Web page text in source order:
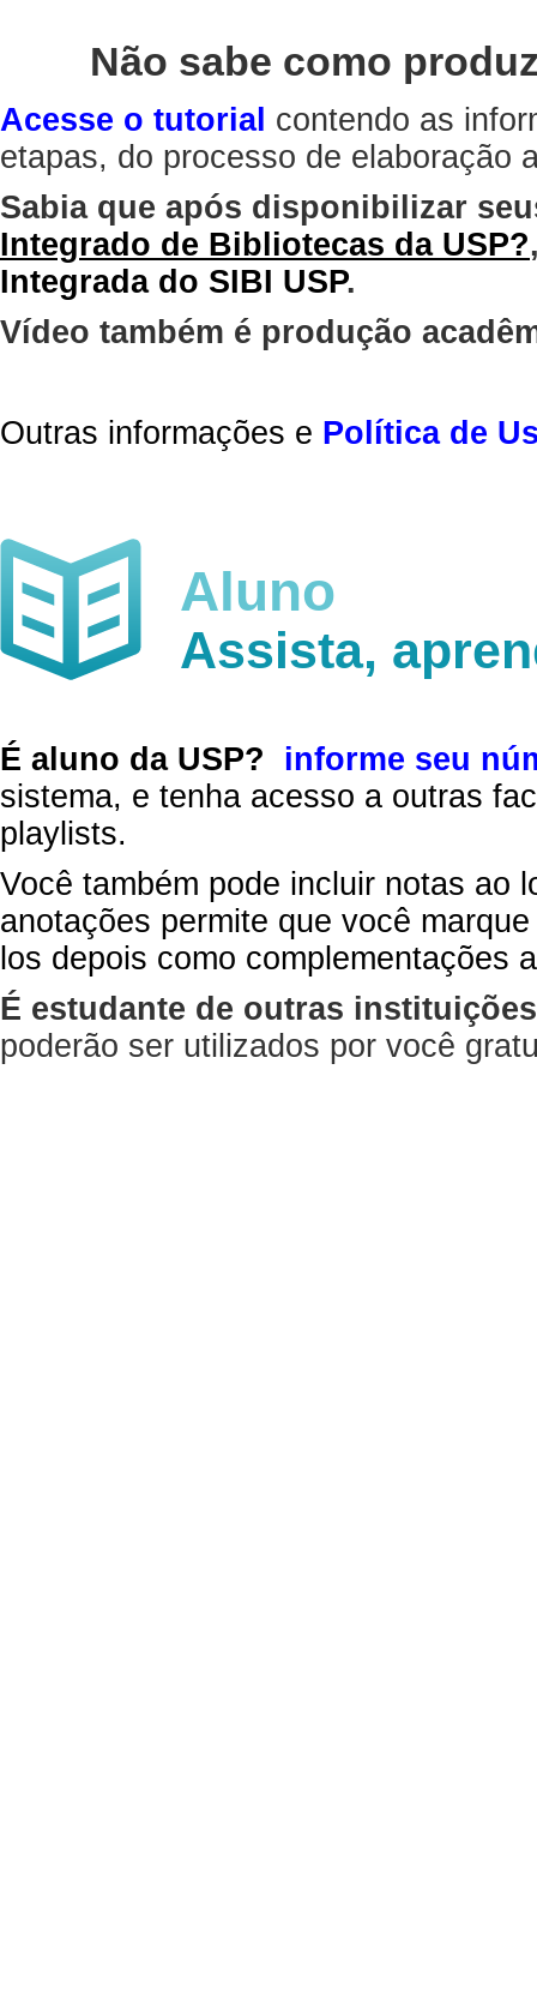
Não sabe como
Acesse o tutorial contendo as
etapas, do processo de elaboração
Sabia que após disponibilizar
Integrado de Bibliotecas da USP?
Integrada do SIBI USP.
Vídeo também é produção
Outras informações e Política de
Aluno
Assista,
É aluno da USP?
informe seu
sistema, e tenha acesso a outras
playlists.
Você também pode incluir notas ao
anotações permite que você
los depois como complementações
É estudante de outras
poderão ser utilizados por você